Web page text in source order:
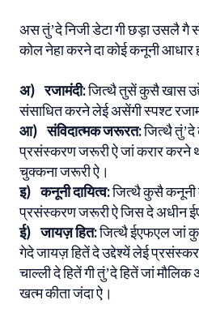
अस तुंʼदे निजी डेटा गी छड़ा उसलै गै
कोल नेहा करने दा कोई कनूनी आधार
अ) रजामंदी:जित्थै तुसें कुसै खास
संसाधित करने लेई असेंगी स्पश्ट
आ) संविदात्मक जरूरत:जित्थै
प्रसंस्करण जरूरी ऐ जां करार करने
चुक्कना जरूरी ऐ।
इ) कनूनी दायित्व:जित्थै कुसै कनूनी
प्रसंस्करण जरूरी ऐ जिस दे अधीन
ई) जायज़ हित:जित्थै ईएफएल जां
गेदे जायज़ हितें दे उद्देश्यें लेई
चाल्ली दे हितें गी तुंʼदे हितें जां
खत्म कीता जंदा ऐ।